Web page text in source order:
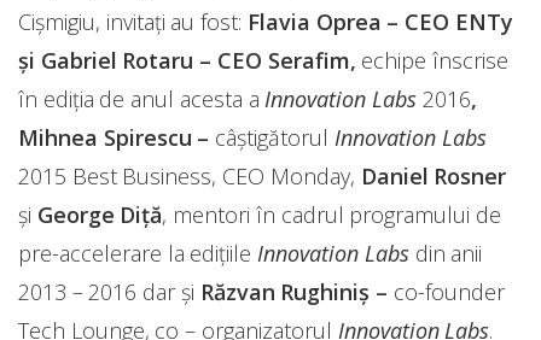
Cișmigiu, invitați au fost: Flavia Oprea – CEO ENTy
şi Gabriel Rotaru – CEO Serafim, echipe înscrise
în ediţia de anul acesta a Innovation Labs 2016,
Mihnea Spirescu – câștigătorul Innovation Labs
2015 Best Business, CEO Monday, Daniel Rosner
și George Diță, mentori în cadrul programului de
pre-accelerare la ediţiile Innovation Labsdin anii
2013 – 2016 dar şi Răzvan Rughiniş – co-founder
Tech Lounge, co – organizatorul Innovation Labs.